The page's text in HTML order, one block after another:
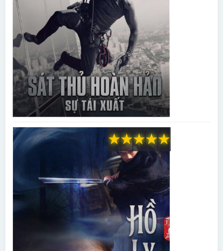
★
★
★
★
★